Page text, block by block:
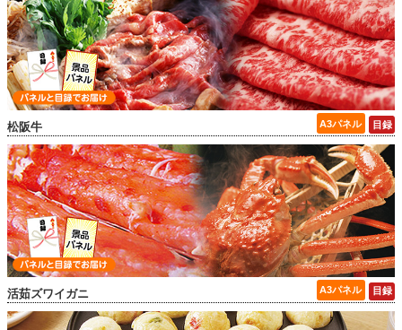
松阪牛
活茹ズワイガニ